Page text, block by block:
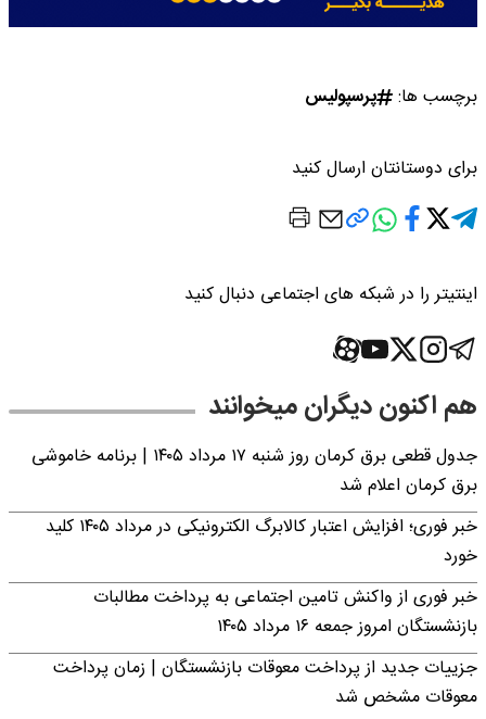
برچسب ها: پرسپولیس
برای دوستانتان ارسال کنید
اینتیتر را در شبکه های اجتماعی دنبال کنید
هم اکنون دیگران میخوانند
جدول قطعی برق کرمان روز شنبه ۱۷ مرداد ۱۴۰۵ | برنامه خاموشی
برق کرمان اعلام شد
خبر فوری؛ افزایش اعتبار کالابرگ الکترونیکی در مرداد ۱۴۰۵ کلید
خورد
خبر فوری از واکنش تامین اجتماعی به پرداخت مطالبات
بازنشستگان امروز جمعه ۱۶ مرداد ۱۴۰۵
جزییات جدید از پرداخت معوقات بازنشستگان | زمان پرداخت
معوقات مشخص شد